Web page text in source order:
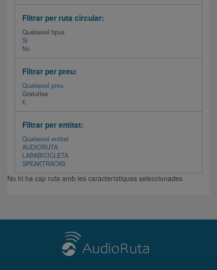
Filtrar per ruta circular:
Qualsevol tipus
Si
No
Filtrar per preu:
Qualsevol preu
Gratuïtes
€
Filtrar per entitat:
Qualsevol entitat
AUDIORUTA
LABABICICLETA
SPEAKTRACKS
No hi ha cap ruta amb les característiques seleccionades